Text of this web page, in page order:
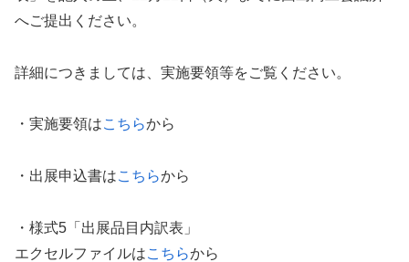
へご提出ください。
詳細につきましては、実施要領等をご覧ください。
・実施要領はこちらから
・出展申込書はこちらから
・様式5「出展品目内訳表」
エクセルファイルはこちらから